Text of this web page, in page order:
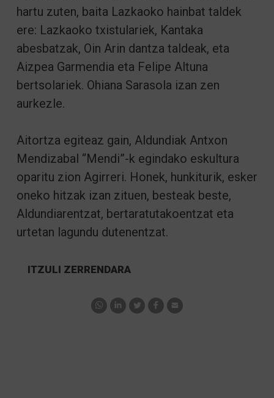
hartu zuten, baita Lazkaoko hainbat taldek
ere: Lazkaoko txistulariek, Kantaka
abesbatzak, Oin Arin dantza taldeak, eta
Aizpea Garmendia eta Felipe Altuna
bertsolariek. Ohiana Sarasola izan zen
aurkezle.
Aitortza egiteaz gain, Aldundiak Antxon
Mendizabal “Mendi”-k egindako eskultura
oparitu zion Agirreri. Honek, hunkiturik, esker
oneko hitzak izan zituen, besteak beste,
Aldundiarentzat, bertaratutakoentzat eta
urtetan lagundu dutenentzat.
ITZULI ZERRENDARA